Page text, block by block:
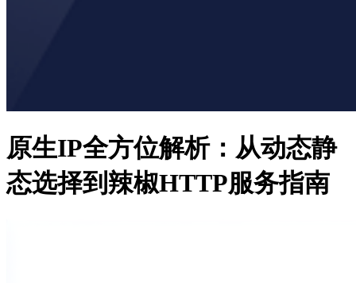
原生IP全方位解析：从动态静
态选择到辣椒HTTP服务指南